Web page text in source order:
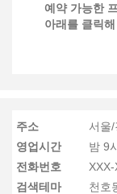
예약 가능한
아래를 클릭
주소
서울
영업시간
밤 9
전화번호
검색테마
천호